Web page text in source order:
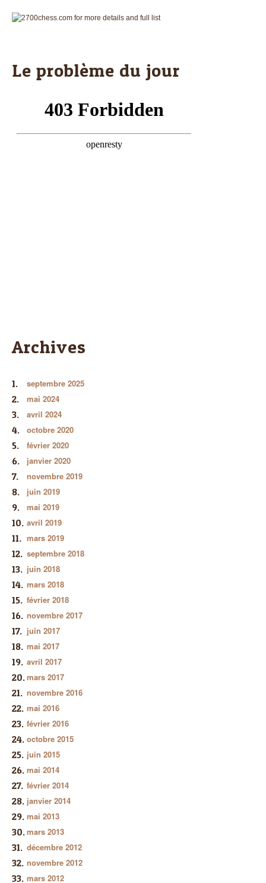
Le problème du jour
Archives
septembre 2025
mai 2024
avril 2024
octobre 2020
février 2020
janvier 2020
novembre 2019
juin 2019
mai 2019
avril 2019
mars 2019
septembre 2018
juin 2018
mars 2018
février 2018
novembre 2017
juin 2017
mai 2017
avril 2017
mars 2017
novembre 2016
mai 2016
février 2016
octobre 2015
juin 2015
mai 2014
février 2014
janvier 2014
mai 2013
mars 2013
décembre 2012
novembre 2012
mars 2012